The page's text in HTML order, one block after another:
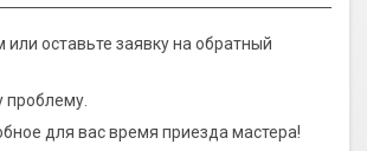
или оставьте заявку на обратный
для вас время приезда мастера!